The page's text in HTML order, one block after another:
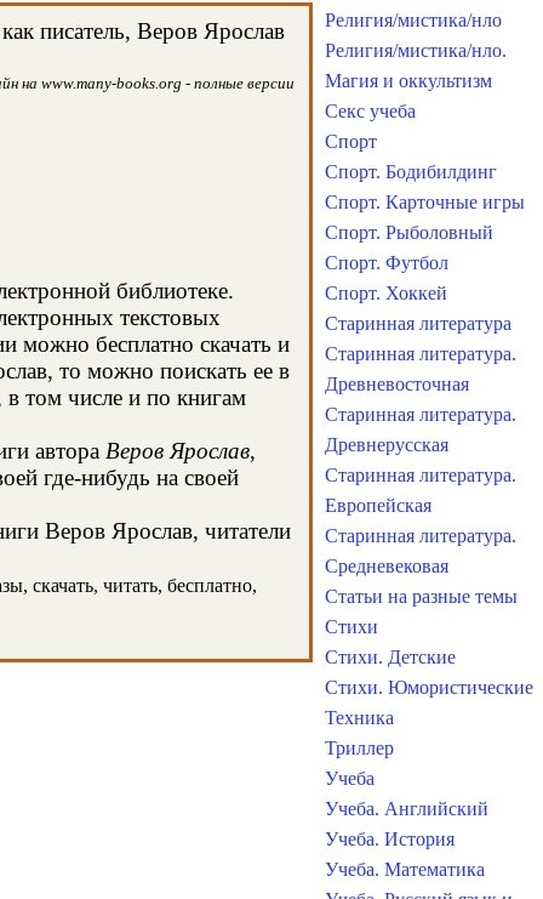
писатель, Веров Ярослав
на www.many-books.org - полные версии
библиотеке.
текстовых
можно бесплатно скачать и
то можно поискать ее в
том числе и по книгам
автора Веров Ярослав,
где-нибудь на своей
Веров Ярослав, читатели
скачать, читать, бесплатно,
Религия/мистика/нло
Религия/мистика/нло.
Магия и оккультизм
Секс учеба
Спорт
Спорт. Бодибилдинг
Спорт. Карточные игры
Спорт. Рыболовный
Спорт. Футбол
Спорт. Хоккей
Старинная литература
Старинная литература.
Древневосточная
Старинная литература.
Древнерусская
Старинная литература.
Европейская
Старинная литература.
Средневековая
Статьи на разные темы
Стихи
Стихи. Детские
Стихи. Юмористические
Техника
Триллер
Учеба
Учеба. Английский
Учеба. История
Учеба. Математика